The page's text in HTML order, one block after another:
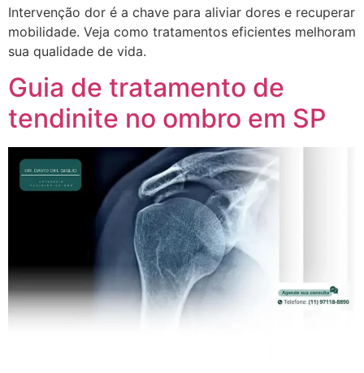
Intervenção dor é a chave para aliviar dores e recuperar
mobilidade. Veja como tratamentos eficientes melhoram
sua qualidade de vida.
Guia de tratamento de
tendinite no ombro em SP